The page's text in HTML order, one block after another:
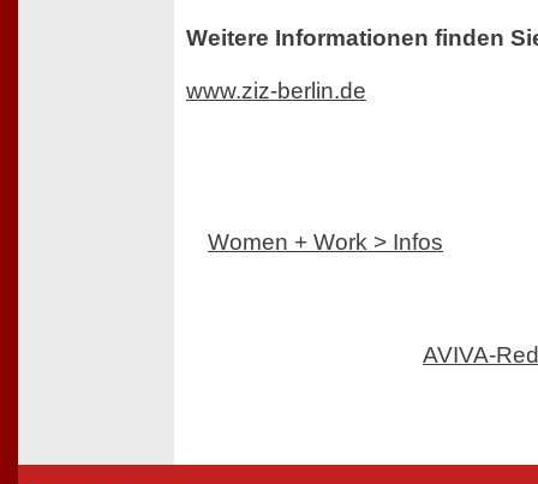
Weitere Informationen finden
www.ziz-berlin.de
Women + Work > Infos
AVIVA-